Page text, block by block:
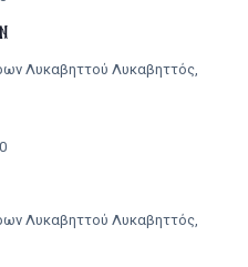
Λυκαβηττού Λυκαβηττός,
Λυκαβηττού Λυκαβηττός,